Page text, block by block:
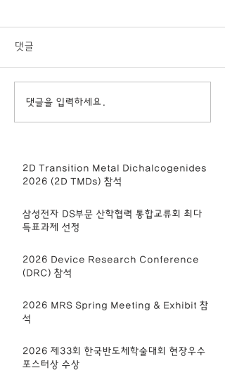
댓글
댓글을 입력하세요.
2D Transition Metal Dichalcogenides
2026 (2D TMDs) 참석
삼성전자 DS부문 산학협력 통합교류회 최다
득표과제 선정
2026 Device Research Conference
(DRC) 참석
2026 MRS Spring Meeting & Exhibit 참
석
2026 제33회 한국반도체학술대회 현장우수
포스터상 수상